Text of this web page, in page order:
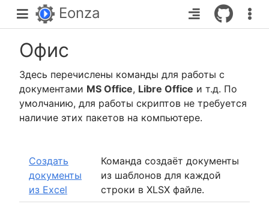
Eonza
Офис
Здесь перечислены команды для работы с
документами MS Office, Libre Office и т.д. По
умолчанию, для работы скриптов не требуется
наличие этих пакетов на компьютере.
Создать
документы
из Excel
Команда создаёт документы
из шаблонов для каждой
строки в XLSX файле.